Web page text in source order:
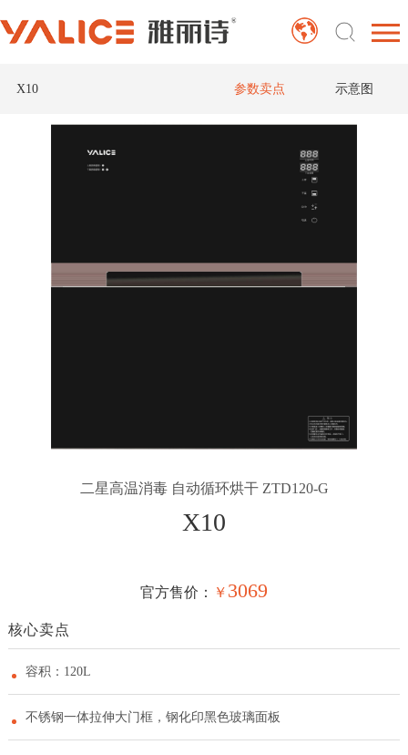
参数卖点 示意图
X10
二星高温消毒 自动循环烘干 ZTD120-G
X10
官方售价： ￥ 3069
核心卖点
容积：120L
不锈钢一体拉伸大门框，钢化印黑色玻璃面板